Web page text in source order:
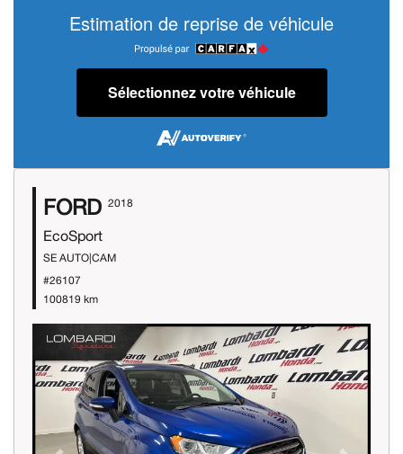
Estimation de reprise de véhicule
Sélectionnez votre véhicule
FORD 2018
EcoSport
SE AUTO|CAM
#26107
100819 km